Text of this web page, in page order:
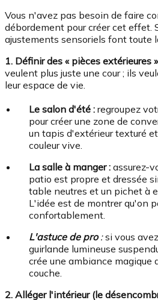
Vous n'avez pas besoin de faire
débordement pour créer cet effet.
ajustements sensoriels font toute
1. Définir des « pièces extérieures »
veulent plus juste une cour ; ils
leur espace de vie.
Le salon d'été : regroupez
pour créer une zone de
un tapis d'extérieur texturé
couleur vive.
La salle à manger : assurez-
patio est propre et dressée
table neutres et un pichet à
L'idée est de montrer qu'on
confortablement.
L'astuce de pro:si vous
guirlande lumineuse
crée une ambiance magique
couche.
2. Alléger l'intérieur (le